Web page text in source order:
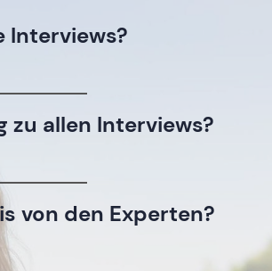
Interviews?
allen Interviews?
von den Experten?